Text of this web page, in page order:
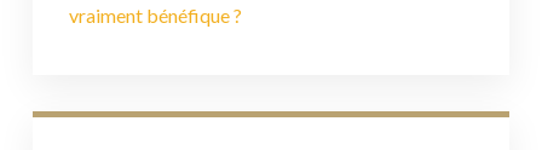
vraiment bénéfique ?